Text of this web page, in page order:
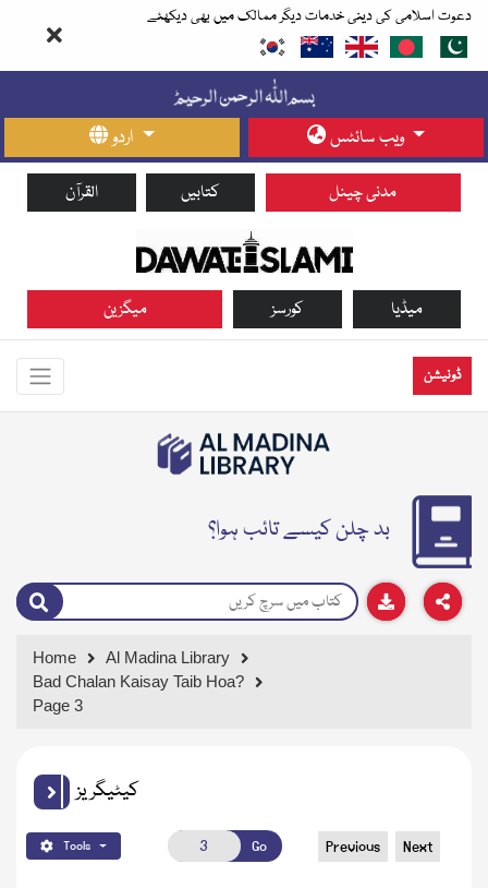
دعوت اسلامی کی دینی خدمات دیگر ممالک میں بھی دیکھئے
اردو ویب سائٹس
القرآن کتابیں مدنی چینل
میگزین کورسز میڈیا
ڈونیشن
بد چلن کیسے تائب ہوا؟
Home
Al Madina Library
Bad Chalan Kaisay Taib Hoa?
Page 3
کیٹیگریز
Tools Go Previous Next